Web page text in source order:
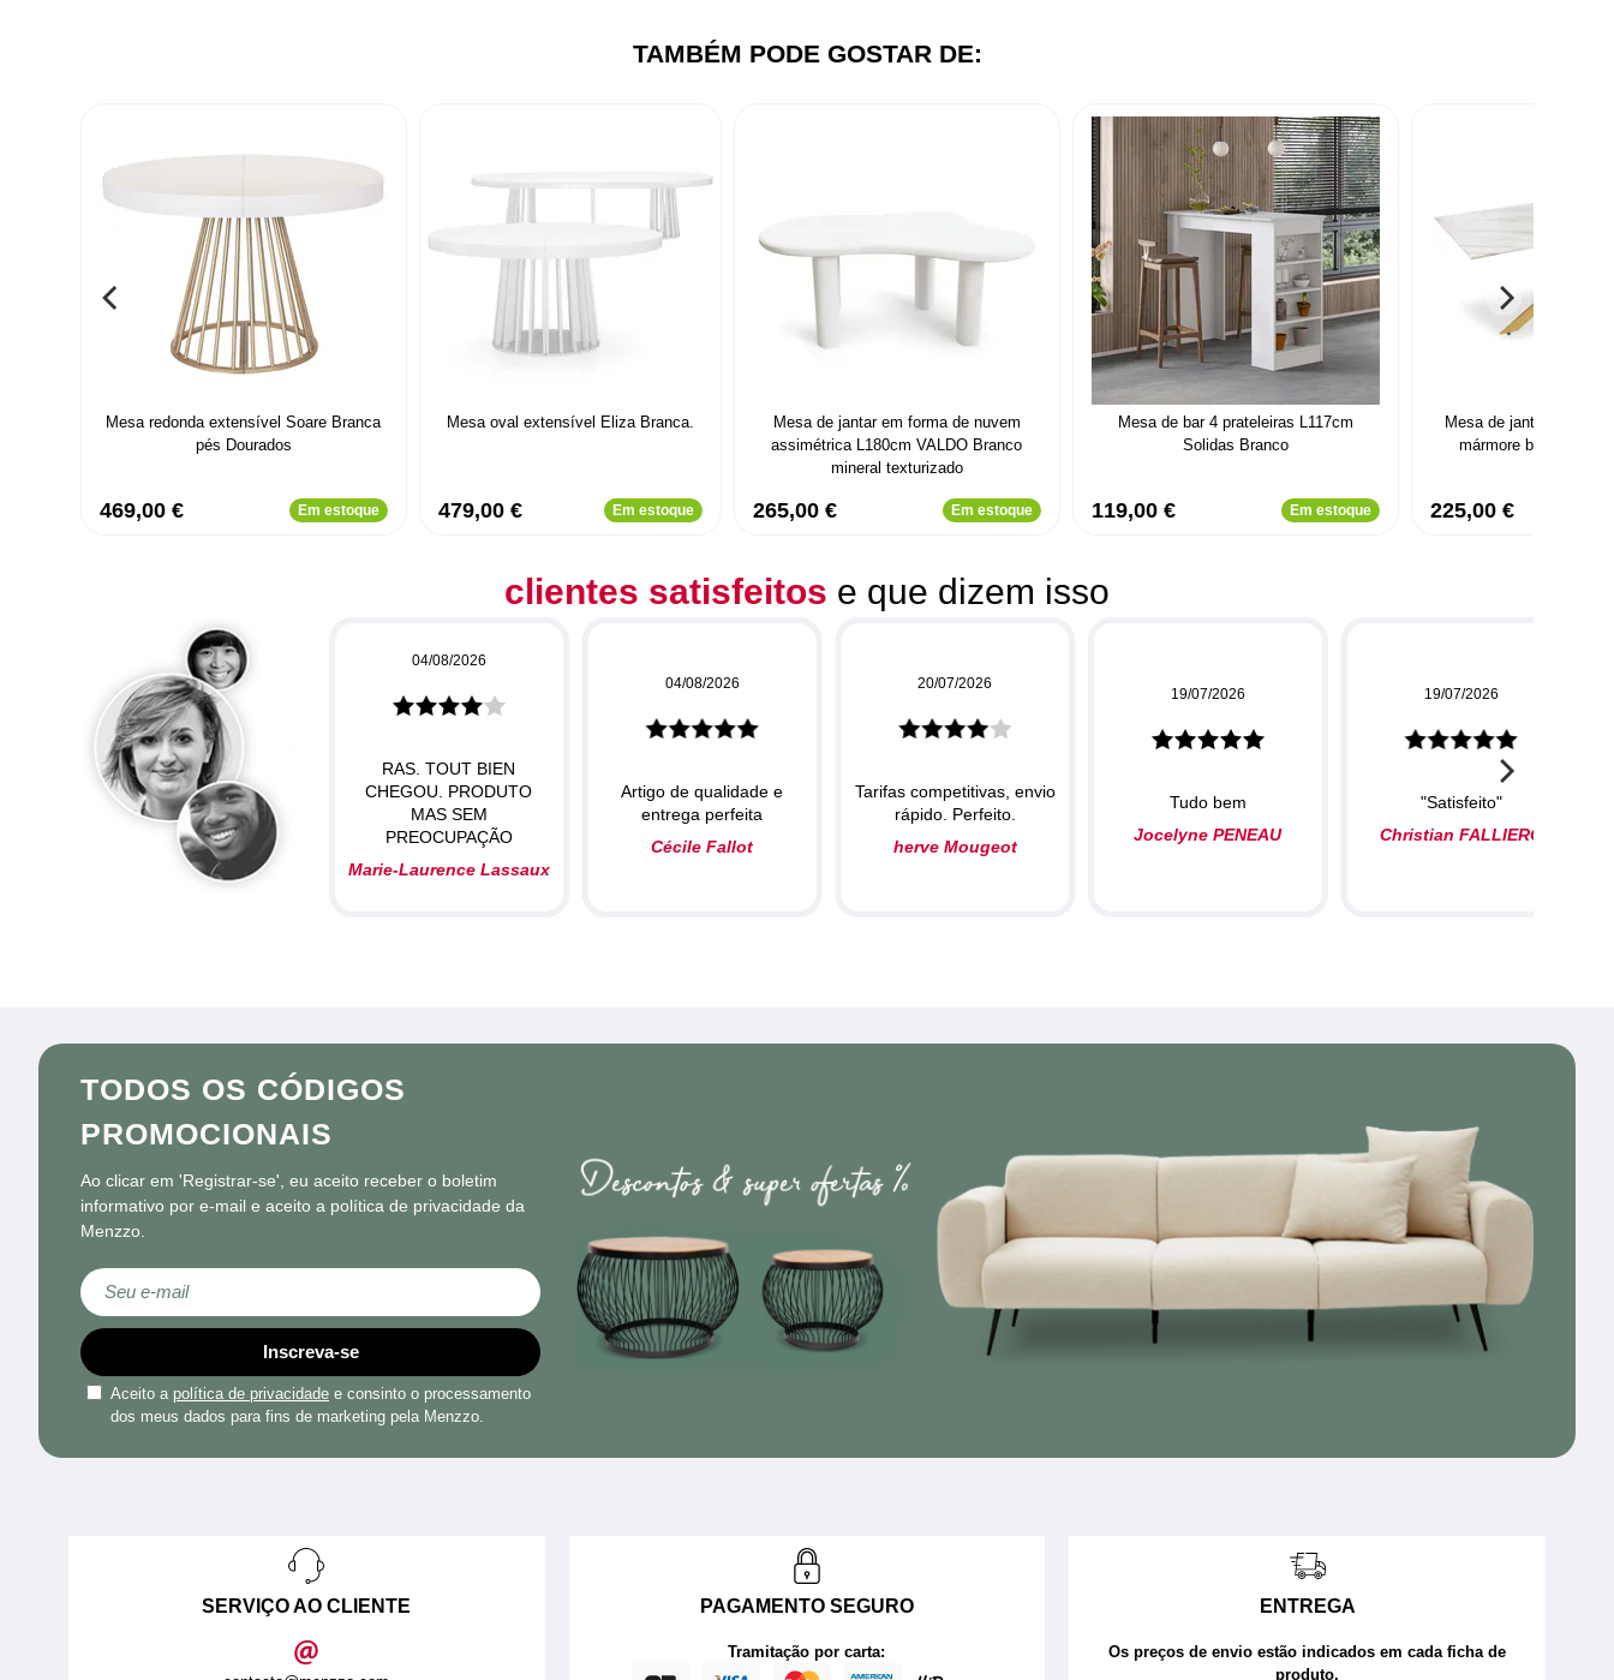
TAMBÉM PODE GOSTAR DE:
Mesa redonda extensível Soare Branca
pés Dourados
469,00 € Em estoque
Mesa oval extensível Eliza Branca.
479,00 € Em estoque
Mesa de jantar em forma de nuvem
assimétrica L180cm VALDO Branco
mineral texturizado
265,00 € Em estoque
Mesa de bar 4 prateleiras L117cm
Solidas Branco
119,00 € Em estoque
Mesa de jantar Naelle
mármore branco e
225,00 €
clientes satisfeitos e que dizem isso
04/08/2026
RAS. TOUT BIEN
CHEGOU. PRODUTO
MAS SEM
PREOCUPAÇÃO
Marie-Laurence Lassaux
04/08/2026
Artigo de qualidade e
entrega perfeita
Cécile Fallot
20/07/2026
Tarifas competitivas, envio
rápido. Perfeito.
herve Mougeot
19/07/2026
Tudo bem
Jocelyne PENEAU
19/07/2026
"Satisfeito"
Christian FALLIERO
TODOS OS CÓDIGOS
PROMOCIONAIS
Ao clicar em 'Registrar-se', eu aceito receber o boletim
informativo por e-mail e aceito a política de privacidade da
Menzzo.
Subscreva a nossa Newsletter:
Inscreva-se
Aceito a política de privacidade e consinto o processamento
dos meus dados para fins de marketing pela Menzzo.
SERVIÇO AO CLIENTE PAGAMENTO SEGURO
Tramitação por carta:
ENTREGA
Os preços de envio estão indicados em cada ficha de
produto.